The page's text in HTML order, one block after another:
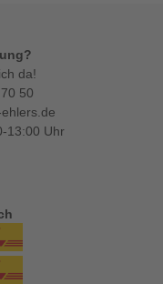
da!
50
13:00 Uhr